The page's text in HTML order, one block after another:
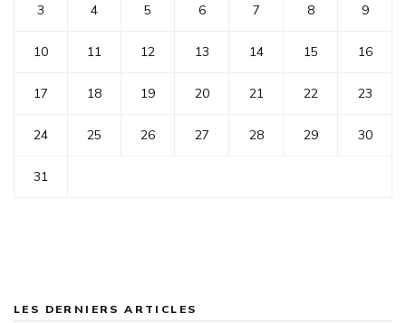
3 4 5 6 7 8 9
10 11 12 13 14 15 16
17 18 19 20 21 22 23
24 25 26 27 28 29 30
31
LES DERNIERS ARTICLES